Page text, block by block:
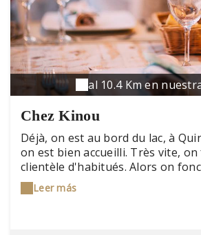
al 10.4 Km en
Chez Kinou
Déjà, on est au bord du lac, à
on est bien accueilli. Très vite,
clientèle d'habitués. Alors on
spécialités : civets confits ou
rougissantes et ces quelques
Leer más